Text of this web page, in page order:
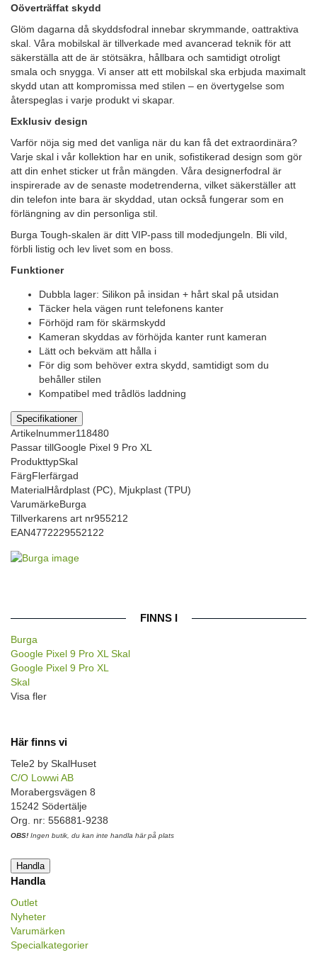
Oöverträffat skydd
Glöm dagarna då skyddsfodral innebar skrymmande, oattraktiva
skal. Våra mobilskal är tillverkade med avancerad teknik för att
säkerställa att de är stötsäkra, hållbara och samtidigt otroligt
smala och snygga. Vi anser att ett mobilskal ska erbjuda maximalt
skydd utan att kompromissa med stilen – en övertygelse som
återspeglas i varje produkt vi skapar.
Exklusiv design
Varför nöja sig med det vanliga när du kan få det extraordinära?
Varje skal i vår kollektion har en unik, sofistikerad design som gör
att din enhet sticker ut från mängden. Våra designerfodral är
inspirerade av de senaste modetrenderna, vilket säkerställer att
din telefon inte bara är skyddad, utan också fungerar som en
förlängning av din personliga stil.
Burga Tough-skalen är ditt VIP-pass till modedjungeln. Bli vild,
förbli listig och lev livet som en boss.
Funktioner
Dubbla lager: Silikon på insidan + hårt skal på utsidan
Täcker hela vägen runt telefonens kanter
Förhöjd ram för skärmskydd
Kameran skyddas av förhöjda kanter runt kameran
Lätt och bekväm att hålla i
För dig som behöver extra skydd, samtidigt som du
behåller stilen
Kompatibel med trådlös laddning
Specifikationer
Artikelnummer118480
Passar tillGoogle Pixel 9 Pro XL
ProdukttypSkal
FärgFlerfärgad
MaterialHårdplast (PC), Mjukplast (TPU)
VarumärkeBurga
Tillverkarens art nr955212
EAN4772229552122
FINNS I
Burga
Google Pixel 9 Pro XL Skal
Google Pixel 9 Pro XL
Skal
Visa fler
Här finns vi
Tele2 by SkalHuset
C/O Lowwi AB
Morabergsvägen 8
15242 Södertälje
Org. nr: 556881-9238
OBS! Ingen butik, du kan inte handla här på plats
Handla
Handla
Outlet
Nyheter
Varumärken
Specialkategorier